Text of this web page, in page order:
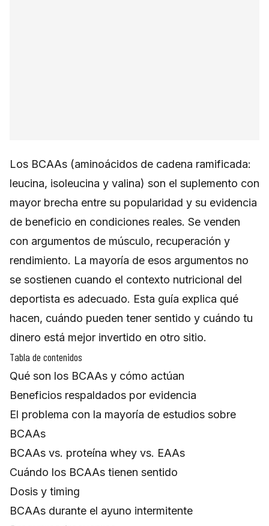
Los BCAAs (aminoácidos de cadena ramificada:
leucina, isoleucina y valina) son el suplemento con
mayor brecha entre su popularidad y su evidencia
de beneficio en condiciones reales. Se venden
con argumentos de músculo, recuperación y
rendimiento. La mayoría de esos argumentos no
se sostienen cuando el contexto nutricional del
deportista es adecuado. Esta guía explica qué
hacen, cuándo pueden tener sentido y cuándo tu
dinero está mejor invertido en otro sitio.
Tabla de contenidos
Qué son los BCAAs y cómo actúan
Beneficios respaldados por evidencia
El problema con la mayoría de estudios sobre
BCAAs
BCAAs vs. proteína whey vs. EAAs
Cuándo los BCAAs tienen sentido
Dosis y timing
BCAAs durante el ayuno intermitente